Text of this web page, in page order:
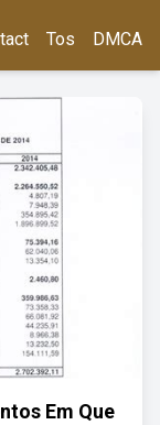
Tos DMCA
Em Que